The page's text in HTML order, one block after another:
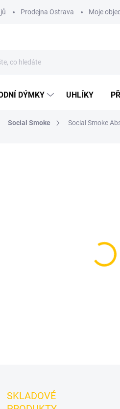
Prodejna Ostrava Moje
DÝMKY UHLÍKY
Social Smoke Social Smoke
SKLADOVÉ